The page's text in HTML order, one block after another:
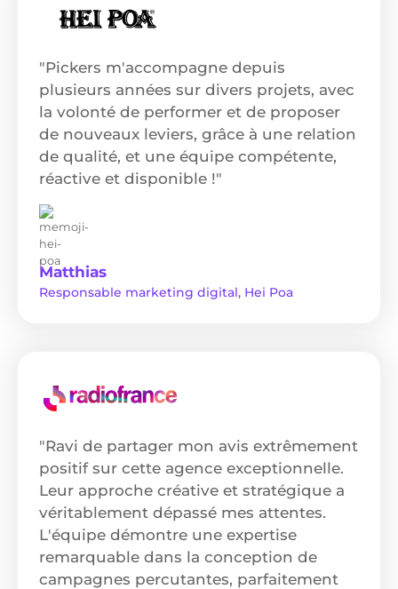
"Pickers m'accompagne depuis
plusieurs années sur divers projets, avec
la volonté de performer et de proposer
de nouveaux leviers, grâce à une relation
de qualité, et une équipe compétente,
réactive et disponible !"
Matthias
Responsable marketing digital, Hei Poa
"Ravi de partager mon avis extrêmement
positif sur cette agence exceptionnelle.
Leur approche créative et stratégique a
véritablement dépassé mes attentes.
L'équipe démontre une expertise
remarquable dans la conception de
campagnes percutantes, parfaitement